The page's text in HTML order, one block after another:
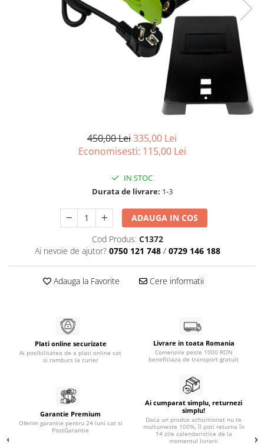
450,00 Lei335,00 Lei
Economisesti: 115,00 Lei
IN STOC
Durata de livrare: 1-3
ADAUGA IN COS
Cod Produs: C1372
Ai nevoie de ajutor? 0750 121 748 / 0729 146 188
Adauga la Favorite Cere informatii
Plati online securizate
Ai posibilitatea de a plati online cat
si ramburs la curier
Livrare in toata Romania
Comenzile peste 1000 RON
beneficiaza de transport gratuit
Garantie Premium
Oferim garantie pentru 24 luni cat si
PostGarantie
Ai cumparat simplu, returnezi
simplu!
Daca un produs achizitionat nu te
multumeste 100%, îl poti returna în
14 zile calendaristice de la
momentul livrarii